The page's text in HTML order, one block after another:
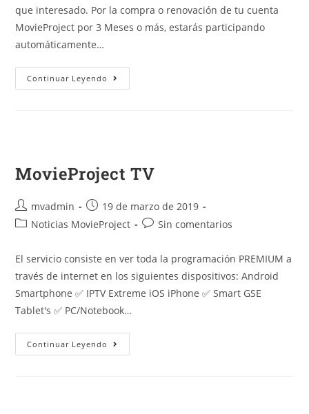
que interesado. Por la compra o renovación de tu cuenta
MovieProject por 3 Meses o más, estarás participando
automáticamente…
Continuar Leyendo
MovieProject TV
mvadmin
19 de marzo de 2019
Noticias MovieProject
Sin comentarios
El servicio consiste en ver toda la programación PREMIUM a
través de internet en los siguientes dispositivos: Android
Smartphone ✅ IPTV Extreme iOS iPhone ✅ Smart GSE
Tablet's ✅ PC/Notebook…
Continuar Leyendo